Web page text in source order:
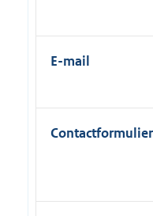
E-mail
Contactformulier